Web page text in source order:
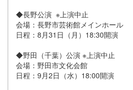
◆長野公演 ※上演中止
会場：長野市芸術館メインホール
日程：8月31日（月）18:30開演
◆野田（千葉）公演 ※上演中止
会場：野田市文化会館
日程：9月2日（水）18:00開演